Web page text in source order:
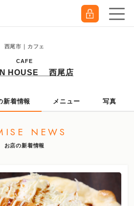
西尾市｜カフェ
CAFE
HOUSE 西尾店
新着情報 メニュー 写真
NEWS
お店の新着情報